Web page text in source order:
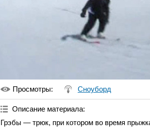
Просмотры: Сноуборд
Описание материала:
Грэбы — трюк, при котором во время